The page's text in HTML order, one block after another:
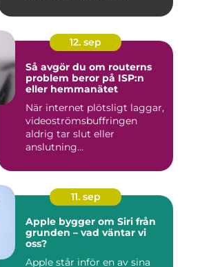
12. sep
Så avgör du om routerns
problem beror på ISP:n
eller hemmanätet
När internet plötsligt laggar,
videoströmsbuffringen
aldrig tar slut eller
anslutning...
11. sep
Apple bygger om Siri från
grunden – vad väntar vi
oss?
Apple står inför en av sina